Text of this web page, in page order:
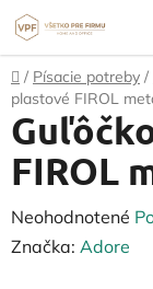
Prejsť
na
obsah
Domov
/ Písacie potreby /
plastové FIROL
FIROL
Priemerné
hodnotenie
Neohodnotené
Značka: Adore